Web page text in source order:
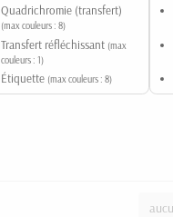
Quadrichromie (transfert)
(max couleurs : 8)
Transfert réfléchissant (max
couleurs : 1)
Étiquette (max couleurs : 8)